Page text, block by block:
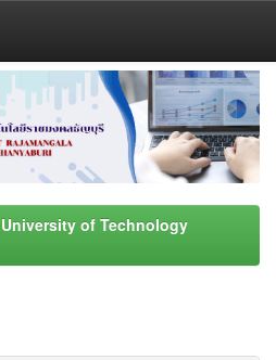
of Technology